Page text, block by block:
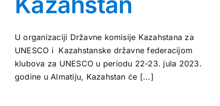
U organizaciji Državne komisije Kazahstana za
UNESCO i Kazahstanske državne federacijom
klubova za UNESCO u periodu 22-23. jula 2023.
godine u Almatiju, Kazahstan će [...]